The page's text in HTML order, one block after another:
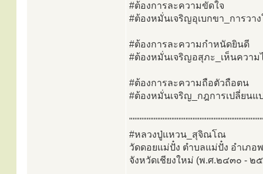
#ต้องการละความขัดใจ
#ต้องหมั่นเจริญอุเบกขา_การวาง
#ต้องการละความกำหนัดยินดี
#ต้องหมั่นเจริญอสุภะ_เห็นความ
#ต้องการละความถือตัวถือตน
#ต้องหมั่นเจริญ_กฎการเปลี่ยนแ
""""""""""""""""""""""""""""""""""""""
#หลวงปู่แหวน_สุจิณโณ
วัดดอยแม่ปั๋ง ตำบลแม่ปั๋ง อำเภอ
จังหวัดเชียงใหม่ (พ.ศ.๒๔๓๐ - ๒